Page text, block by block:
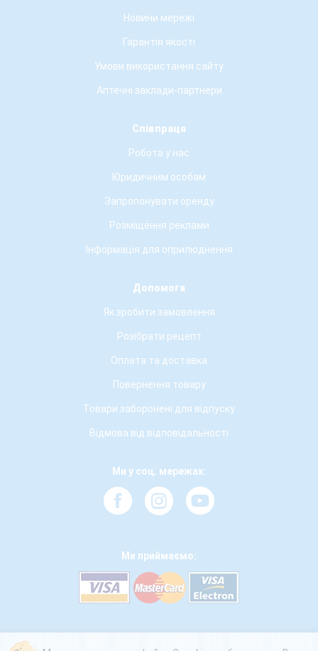
Новини мережі
Гарантія якості
Умови використання сайту
Аптечні заклади-партнери
Співпраця
Робота у нас
Юридичним особам
Запропонувати оренду
Розміщення реклами
Інформація для оприлюднення
Допомога
Як зробити замовлення
Розібрати рецепт
Оплата та доставка
Повернення товару
Товари заборонені для відпуску
Відмова від відповідальності
Ми у соц. мережах:
Ми приймаємо: